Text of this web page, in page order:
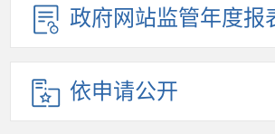
政府网站监管年度报
依申请公开